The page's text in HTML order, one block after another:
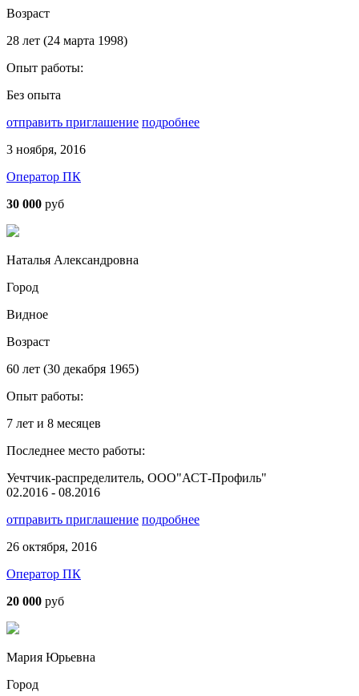
Возраст
28 лет (24 марта 1998)
Опыт работы:
Без опыта
отправить приглашение подробнее
3 ноября, 2016
Оператор ПК
30 000 руб
Наталья Александровна
Город
Видное
Возраст
60 лет (30 декабря 1965)
Опыт работы:
7 лет и 8 месяцев
Последнее место работы:
Уечтчик-распределитель, ООО"АСТ-Профиль"
02.2016 - 08.2016
отправить приглашение подробнее
26 октября, 2016
Оператор ПК
20 000 руб
Мария Юрьевна
Город